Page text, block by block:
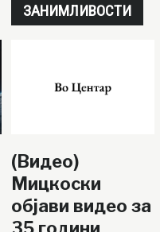
ЗАНИМЛИВОСТИ
(Видео)
Мицкоски
објави видео за